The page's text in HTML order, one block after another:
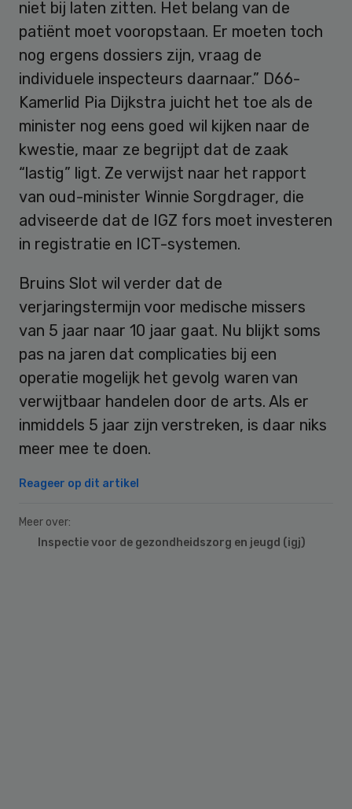
niet bij laten zitten. Het belang van de
patiënt moet vooropstaan. Er moeten toch
nog ergens dossiers zijn, vraag de
individuele inspecteurs daarnaar.” D66-
Kamerlid Pia Dijkstra juicht het toe als de
minister nog eens goed wil kijken naar de
kwestie, maar ze begrijpt dat de zaak
“lastig” ligt. Ze verwijst naar het rapport
van oud-minister Winnie Sorgdrager, die
adviseerde dat de IGZ fors moet investeren
in registratie en ICT-systemen.
Bruins Slot wil verder dat de
verjaringstermijn voor medische missers
van 5 jaar naar 10 jaar gaat. Nu blijkt soms
pas na jaren dat complicaties bij een
operatie mogelijk het gevolg waren van
verwijtbaar handelen door de arts. Als er
inmiddels 5 jaar zijn verstreken, is daar niks
meer mee te doen.
Reageer op dit artikel
Meer over:
Inspectie voor de gezondheidszorg en jeugd (igj)